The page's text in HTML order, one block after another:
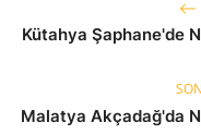
Kütahya Şaphane'de
Malatya Akçadağ'da